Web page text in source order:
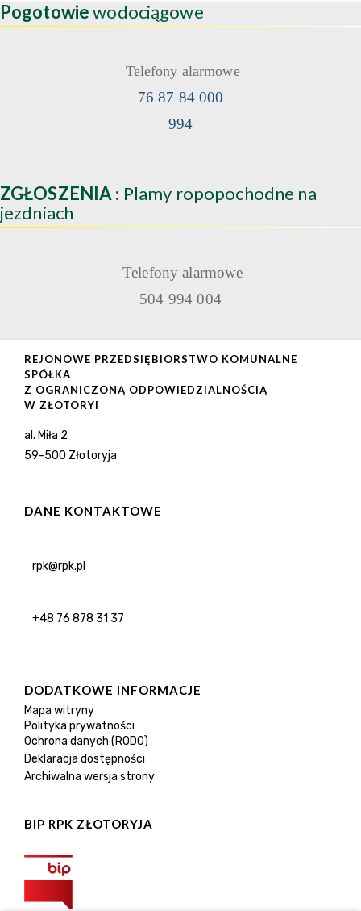
Pogotowiewodociągowe
Telefony alarmowe
76 87 84 000
994
ZGŁOSZENIA : Plamy ropopochodne na
jezdniach
Telefony alarmowe
504 994 004
REJONOWE PRZEDSIĘBIORSTWO KOMUNALNE
SPÓŁKA
Z OGRANICZONĄ ODPOWIEDZIALNOŚCIĄ
W ZŁOTORYI
al. Miła 2
59-500 Złotoryja
DANE KONTAKTOWE
rpk@rpk.pl
+48 76 878 31 37
DODATKOWE INFORMACJE
Mapa witryny
Polityka prywatności
Ochrona danych (RODO)
Deklaracja dostępności
Archiwalna wersja strony
BIP RPK ZŁOTORYJA